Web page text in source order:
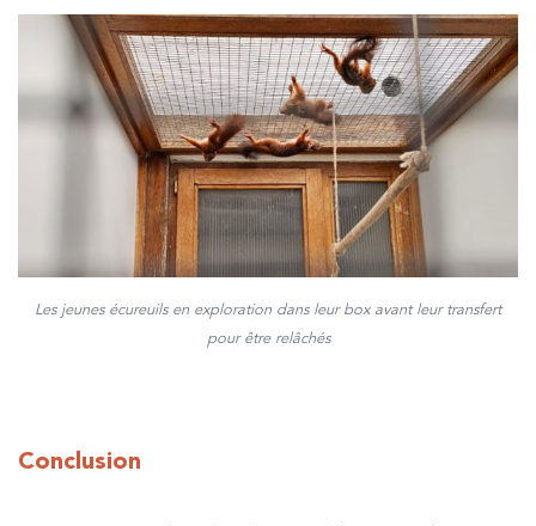
Les jeunes écureuils en exploration dans leur box avant leur transfert
pour être relâchés
Conclusion